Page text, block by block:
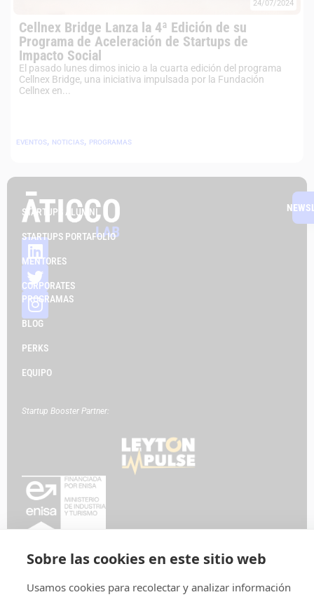
24/07/2024
Cellnex Bridge Lanza la 4ª Edición de su
Programa de Aceleración de Startups de
Impacto Social
El pasado lunes dimos inicio a la cuarta edición del programa
Cellnex Bridge, una iniciativa impulsada por la Fundación
Cellnex en...
EVENTOS, NOTICIAS, PROGRAMAS
STARTUPS ALUMNI
STARTUPS PORTAFOLIO
MENTORES
CORPORATES
PROGRAMAS
BLOG
PERKS
EQUIPO
Startup Booster Partner:
Sobre las cookies en este sitio web
Usamos cookies para recolectar y analizar información